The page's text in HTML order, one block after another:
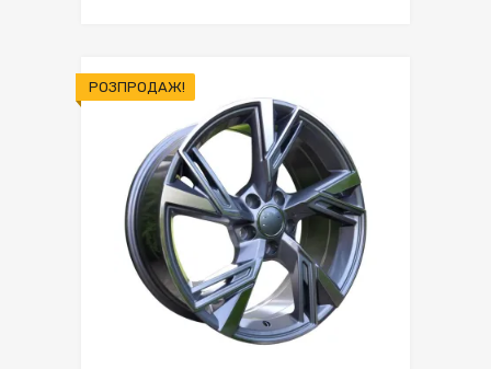
РОЗПРОДАЖ!